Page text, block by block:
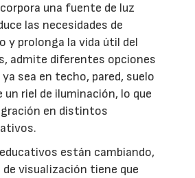
una fuente de luz
las necesidades de
y prolonga la vida útil del
admite diferentes opciones
sea en techo, pared, suelo
un riel de iluminación, lo que
en distintos
están cambiando,
visualización tiene que